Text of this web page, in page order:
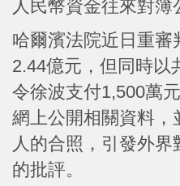
人民幣資金往來對簿
哈爾濱法院近日重審
2.44億元，但同時以
令徐波支付1,500萬
網上公開相關資料，
人的合照，引發外
的批評。